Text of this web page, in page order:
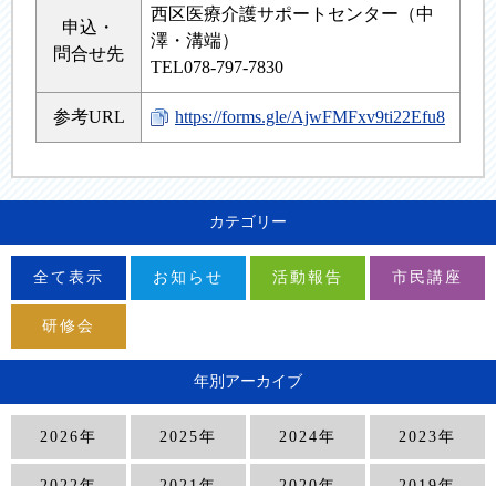
申込・
問合せ先
西区医療介護サポートセンター（中
澤・溝端）
TEL078-797-7830
参考URL https://forms.gle/AjwFMFxv9ti22Efu8
カテゴリー
全て表示 お知らせ 活動報告 市民講座
研修会
年別アーカイブ
2026年 2025年 2024年 2023年